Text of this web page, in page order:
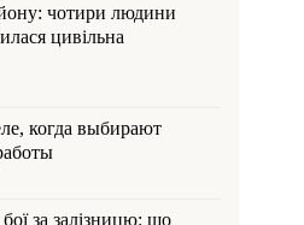
чотири людини
цивільна
когда выбирают
за залізницю: що